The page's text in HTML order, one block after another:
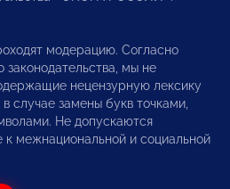
модерацию. Согласно
законодательства, мы не
нецензурную лексику
случае замены букв точками,
Не допускаются
межнациональной и социальной